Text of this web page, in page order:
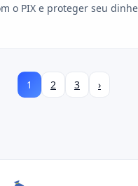
o PIX e proteger seu
1 2 3 ›